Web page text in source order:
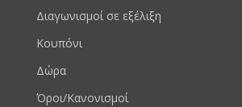
Διαγωνισμοί σε εξέλιξη
Κουπόνι
Δώρα
Όροι/Κανονισμοί